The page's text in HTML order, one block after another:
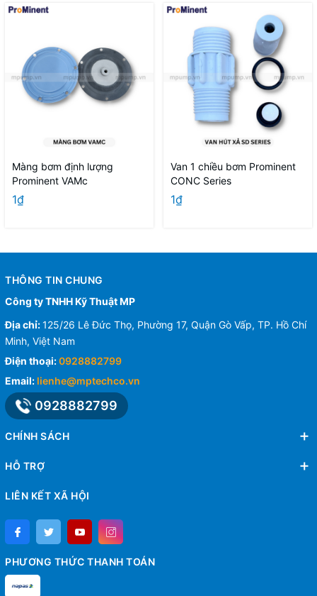
Màng bơm định lượng
Prominent VAMc
1₫
Van 1 chiều bơm Prominent
CONC Series
1₫
THÔNG TIN CHUNG
Công ty TNHH Kỹ Thuật MP
Địa chỉ:125/26 Lê Đức Thọ, Phường 17, Quận Gò Vấp, TP. Hồ Chí
Minh, Việt Nam
Điện thoại:0928882799
Email: lienhe@mptechco.vn
0928882799
CHÍNH SÁCH
HỖ TRỢ
LIÊN KẾT XÃ HỘI
PHƯƠNG THỨC THANH TOÁN